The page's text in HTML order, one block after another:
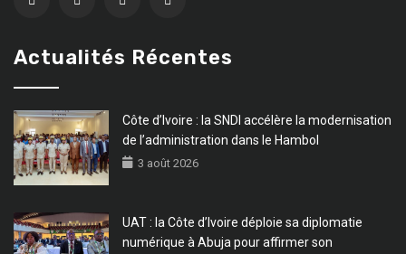
Actualités Récentes
Côte d’Ivoire : la SNDI accélère la modernisation
de l’administration dans le Hambol
3 août 2026
UAT : la Côte d’Ivoire déploie sa diplomatie
numérique à Abuja pour affirmer son